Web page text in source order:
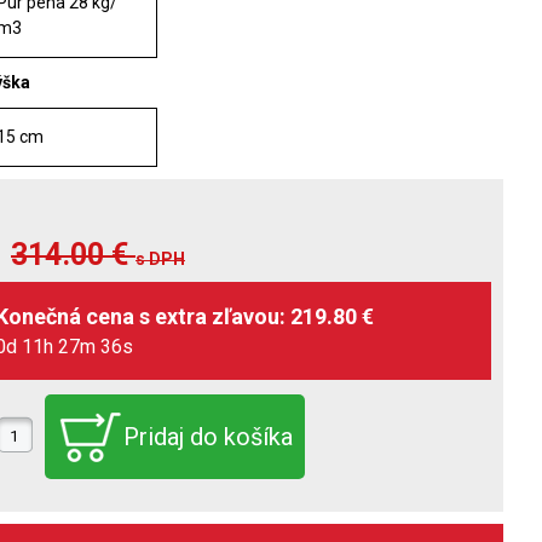
cm
314.00€s DPH
11h 27m 34s